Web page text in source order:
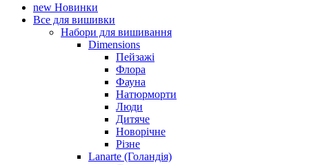
new Новинки
Все для вишивки
Набори для вишивання
Dimensions
Пейзажі
Флора
Фауна
Натюрморти
Люди
Дитяче
Новорічне
Різне
Lanarte (Голандія)